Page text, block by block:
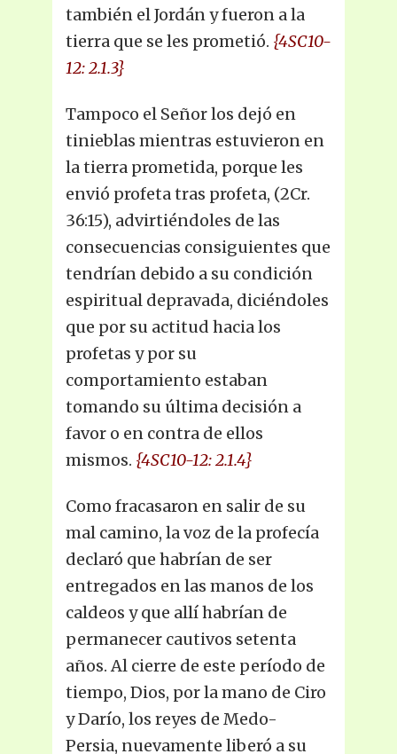
también el Jordán y fueron a la
tierra que se les prometió. {4SC10-
12: 2.1.3}
Tampoco el Señor los dejó en
tinieblas mientras estuvieron en
la tierra prometida, porque les
envió profeta tras profeta, (2Cr.
36:15), advirtiéndoles de las
consecuencias consiguientes que
tendrían debido a su condición
espiritual depravada, diciéndoles
que por su actitud hacia los
profetas y por su
comportamiento estaban
tomando su última decisión a
favor o en contra de ellos
mismos. {4SC10-12: 2.1.4}
Como fracasaron en salir de su
mal camino, la voz de la profecía
declaró que habrían de ser
entregados en las manos de los
caldeos y que allí habrían de
permanecer cautivos setenta
años. Al cierre de este período de
tiempo, Dios, por la mano de Ciro
y Darío, los reyes de Medo-
Persia, nuevamente liberó a su